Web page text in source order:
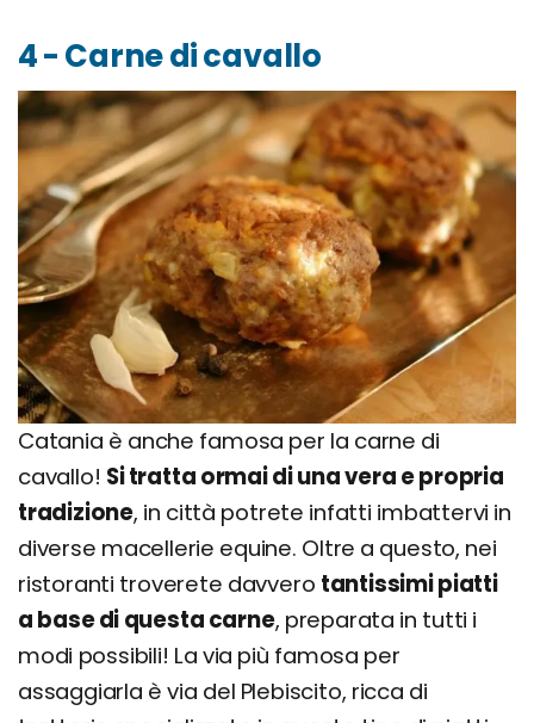
4 - Carne di cavallo
Catania è anche famosa per la carne di
cavallo! Si tratta ormai di una vera e propria
tradizione, in città potrete infatti imbattervi in
diverse macellerie equine. Oltre a questo, nei
ristoranti troverete davvero tantissimi piatti
a base di questa carne, preparata in tutti i
modi possibili! La via più famosa per
assaggiarla è via del Plebiscito, ricca di